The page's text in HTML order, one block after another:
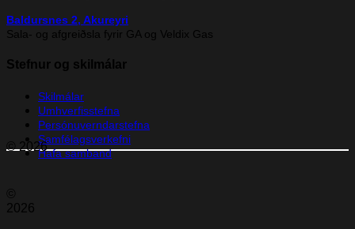
Baldursnes 2, Akureyri
Sala- og afgreiðsla fyrir GA og Veldix Gas
Stefnur og skilmálar
Skilmálar
Umhverfisstefna
Persónuverndarstefna
Samfélagsverkefni
Hafa samband
© 2026
©
2026